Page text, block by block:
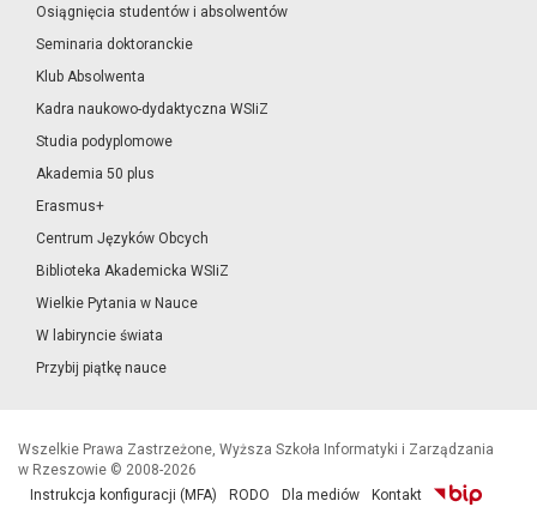
Osiągnięcia studentów i absolwentów
Seminaria doktoranckie
Klub Absolwenta
Kadra naukowo-dydaktyczna WSIiZ
Studia podyplomowe
Akademia 50 plus
Erasmus+
Centrum Języków Obcych
Biblioteka Akademicka WSIiZ
Wielkie Pytania w Nauce
W labiryncie świata
Przybij piątkę nauce
Wszelkie Prawa Zastrzeżone, Wyższa Szkoła Informatyki i Zarządzania
w Rzeszowie © 2008-2026
Instrukcja konfiguracji (MFA)
RODO Dla mediów Kontakt